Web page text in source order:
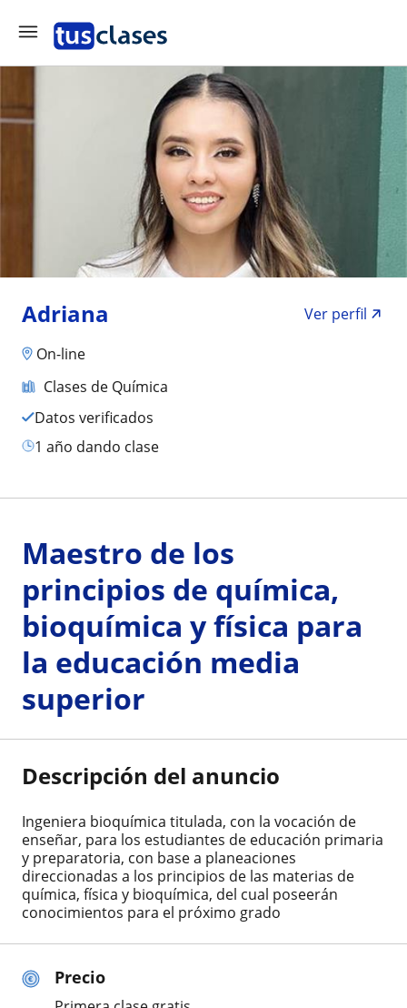
Adriana
Ver perfil
On-line
Clases de Química
Datos verificados
1 año dando clase
Precio
Maestro de los
principios de química,
bioquímica y física para
la educación media
superior
Descripción del anuncio
Ingeniera bioquímica titulada, con la vocación de
enseñar, para los estudiantes de educación primaria
y preparatoria, con base a planeaciones
direccionadas a los principios de las materias de
química, física y bioquímica, del cual poseerán
conocimientos para el próximo grado